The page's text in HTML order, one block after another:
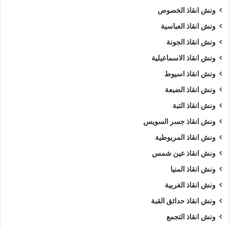
ونش انقاذ الخصوص
ونش انقاذ العباسية
ونش انقاذ الجونة
ونش انقاذ الاسماعيلية
ونش انقاذ اسيوط
ونش انقاذ الضبعة
ونش انقاذ التبة
ونش انقاذ جسر السويس
ونش انقاذ المريوطية
ونش انقاذ عين شمس
ونش انقاذ المنيا
ونش انقاذ الغربية
ونش انقاذ حدائق القبة
ونش انقاذ التجمع